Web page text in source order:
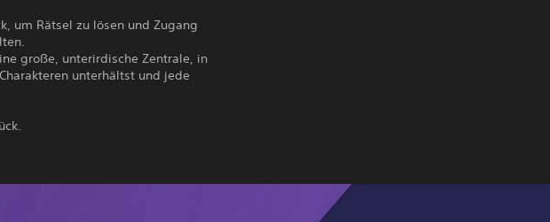
um Rätsel zu lösen und Zugang
große, unterirdische Zentrale, in
unterhältst und jede